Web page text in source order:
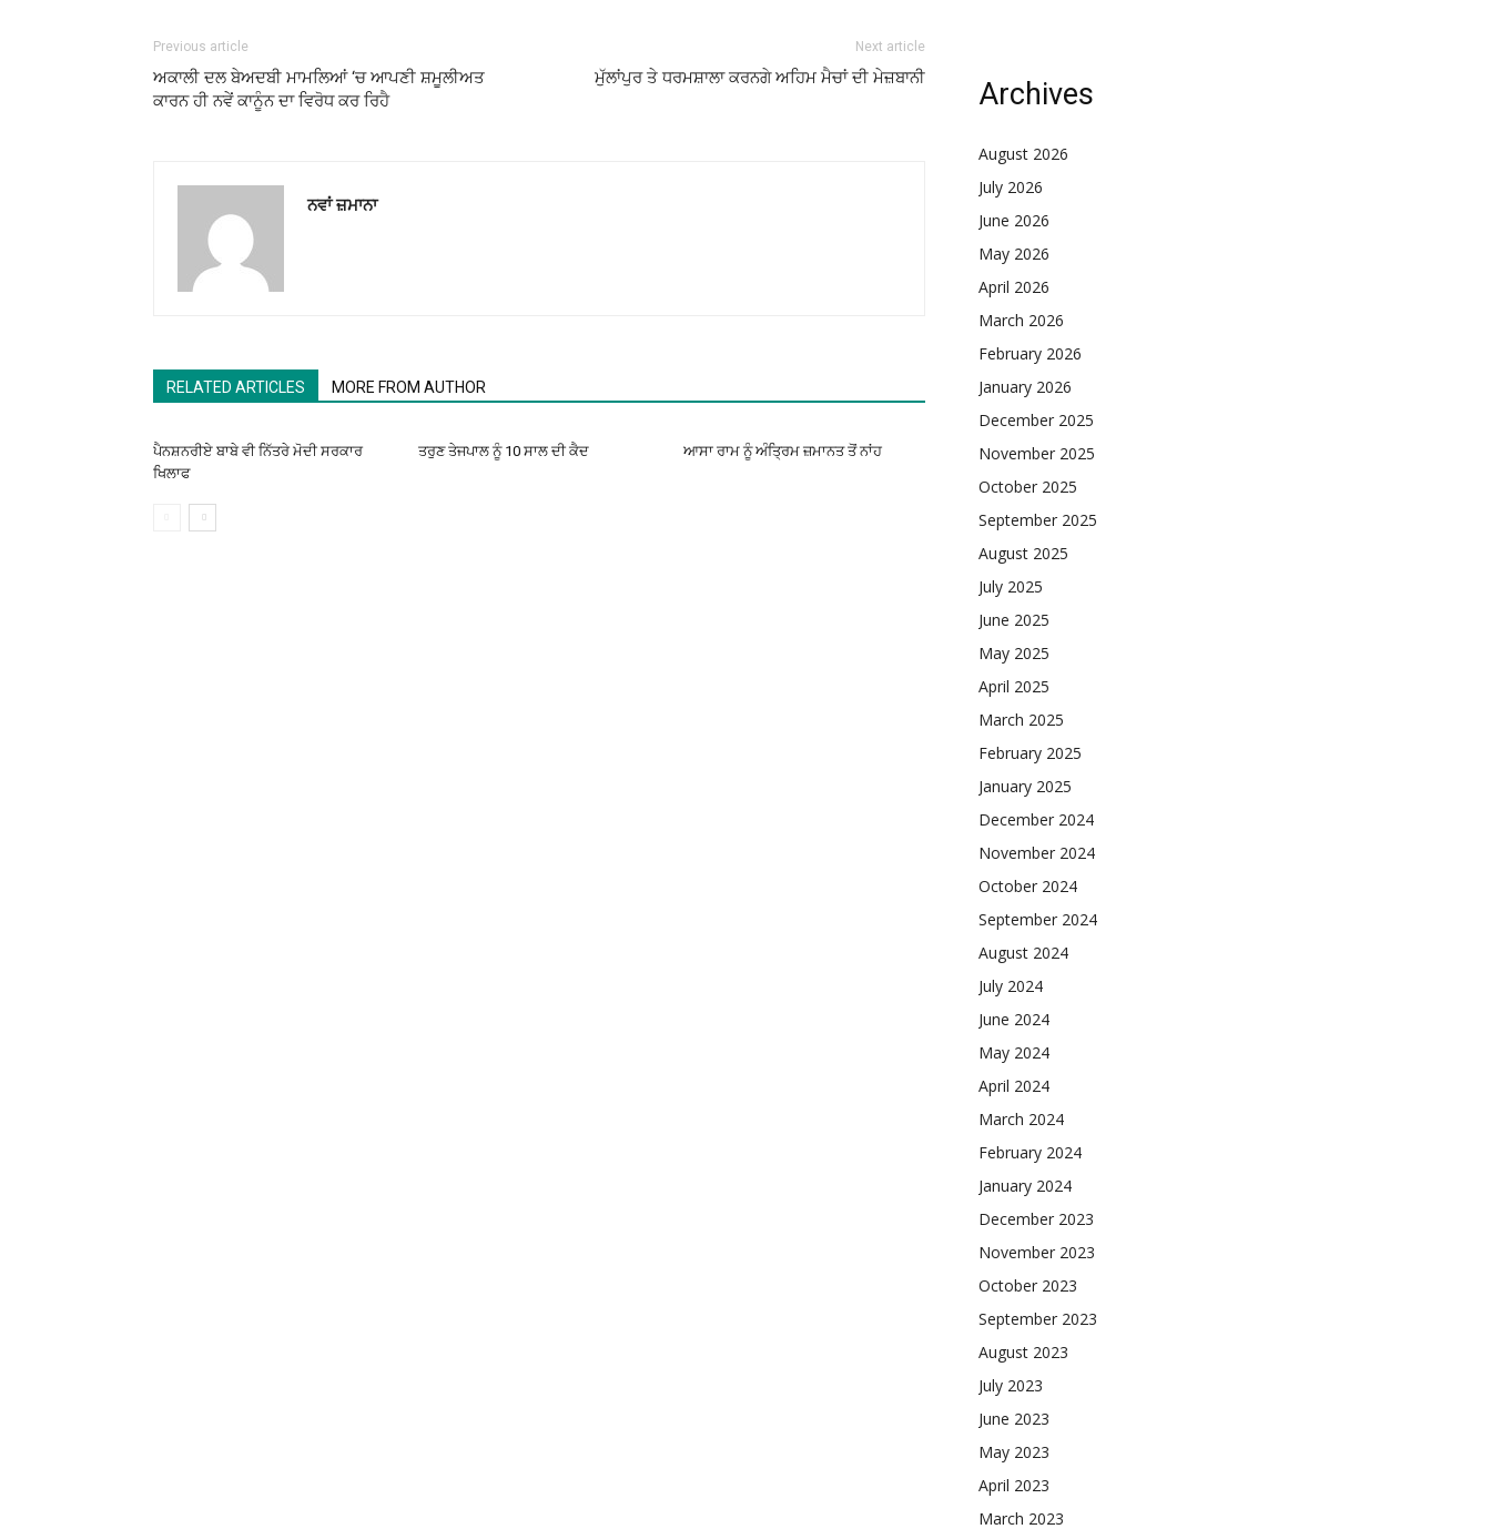
Previous article
ਅਕਾਲੀ ਦਲ ਬੇਅਦਬੀ ਮਾਮਲਿਆਂ ‘ਚ ਆਪਣੀ ਸ਼ਮੂਲੀਅਤ
ਕਾਰਨ ਹੀ ਨਵੇਂ ਕਾਨੂੰਨ ਦਾ ਵਿਰੋਧ ਕਰ ਰਿਹੈ
Next article
ਮੁੱਲਾਂਪੁਰ ਤੇ ਧਰਮਸ਼ਾਲਾ ਕਰਨਗੇ ਅਹਿਮ ਮੈਚਾਂ ਦੀ ਮੇਜ਼ਬਾਨੀ
ਨਵਾਂ ਜ਼ਮਾਨਾ
RELATED ARTICLES MORE FROM AUTHOR
ਪੈਨਸ਼ਨਰੀਏ ਬਾਬੇ ਵੀ ਨਿੱਤਰੇ ਮੋਦੀ ਸਰਕਾਰ
ਖਿਲਾਫ
ਤਰੁਣ ਤੇਜਪਾਲ ਨੂੰ 10 ਸਾਲ ਦੀ ਕੈਦ ਆਸਾ ਰਾਮ ਨੂੰ ਅੰਤ੍ਰਿਮ ਜ਼ਮਾਨਤ ਤੋਂ ਨਾਂਹ
Archives
August 2026
July 2026
June 2026
May 2026
April 2026
March 2026
February 2026
January 2026
December 2025
November 2025
October 2025
September 2025
August 2025
July 2025
June 2025
May 2025
April 2025
March 2025
February 2025
January 2025
December 2024
November 2024
October 2024
September 2024
August 2024
July 2024
June 2024
May 2024
April 2024
March 2024
February 2024
January 2024
December 2023
November 2023
October 2023
September 2023
August 2023
July 2023
June 2023
May 2023
April 2023
March 2023